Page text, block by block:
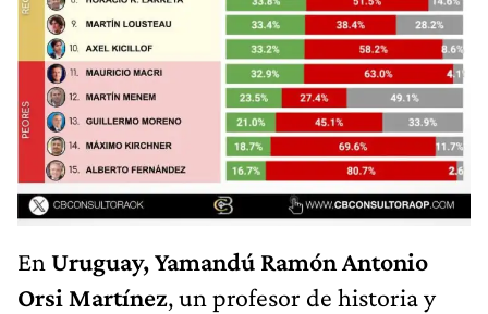
En Uruguay,Yamandú Ramón Antonio
Orsi Martínez, un profesor de historia y